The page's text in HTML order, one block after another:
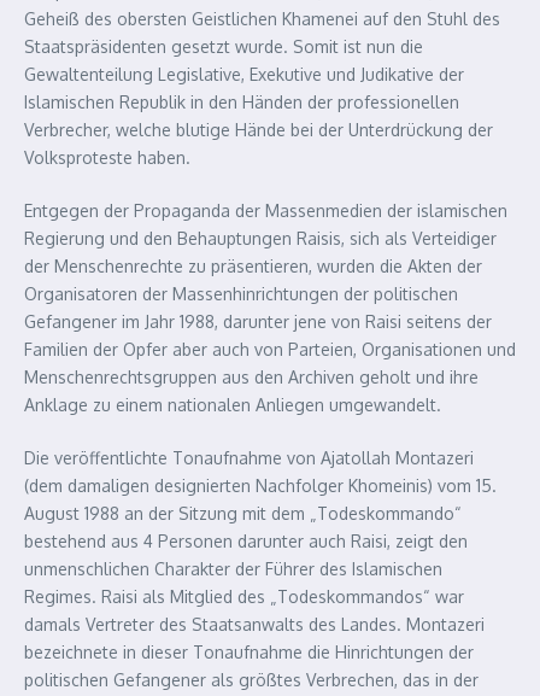
Geheiß des obersten Geistlichen Khamenei auf den Stuhl des
Staatspräsidenten gesetzt wurde. Somit ist nun die
Gewaltenteilung Legislative, Exekutive und Judikative der
Islamischen Republik in den Händen der professionellen
Verbrecher, welche blutige Hände bei der Unterdrückung der
Volksproteste haben.
Entgegen der Propaganda der Massenmedien der islamischen
Regierung und den Behauptungen Raisis, sich als Verteidiger
der Menschenrechte zu präsentieren, wurden die Akten der
Organisatoren der Massenhinrichtungen der politischen
Gefangener im Jahr 1988, darunter jene von Raisi seitens der
Familien der Opfer aber auch von Parteien, Organisationen und
Menschenrechtsgruppen aus den Archiven geholt und ihre
Anklage zu einem nationalen Anliegen umgewandelt.
Die veröffentlichte Tonaufnahme von Ajatollah Montazeri
(dem damaligen designierten Nachfolger Khomeinis) vom 15.
August 1988 an der Sitzung mit dem „Todeskommando“
bestehend aus 4 Personen darunter auch Raisi, zeigt den
unmenschlichen Charakter der Führer des Islamischen
Regimes. Raisi als Mitglied des „Todeskommandos“ war
damals Vertreter des Staatsanwalts des Landes. Montazeri
bezeichnete in dieser Tonaufnahme die Hinrichtungen der
politischen Gefangener als größtes Verbrechen, das in der